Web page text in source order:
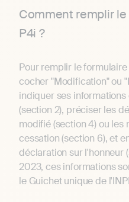
Comment remplir
P4i ?
Pour remplir le
cocher "Modification" ou
indiquer ses informations
(section 2), préciser les
modifié (section 4) ou les
cessation (section 6), et
déclaration sur l'honneur
2023, ces informations
le Guichet unique de